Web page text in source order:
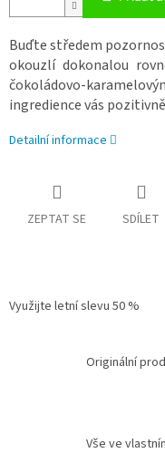
Buďte středem
okouzlí dokonalou
čokoládovo-
ingredience vás
Detailní informace
ZEPTAT SE SDÍLET
Využijte letní slevu 50 %
Originální
Vše ve